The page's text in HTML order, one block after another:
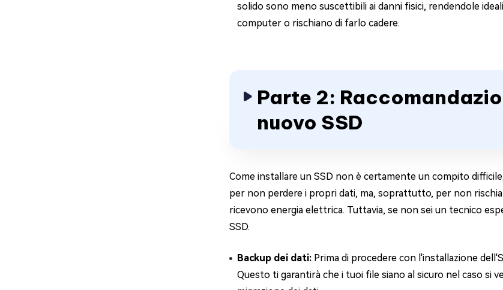
solido sono meno suscettibili ai danni fisici, rendendole
computer o rischiano di farlo cadere.
Parte 2:
nuovo SSD
Come installare un SSD non è certamente un compito
per non perdere i propri dati, ma, soprattutto, per non
ricevono energia elettrica. Tuttavia, se non sei un tecnico
SSD.
Backup dei dati: Prima di procedere con l'installazione
Questo ti garantirà che i tuoi file siano al sicuro nel caso si